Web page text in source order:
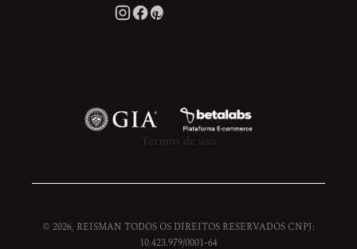
Termos de uso
© 2026, REISMAN TODOS OS DIREITOS RESERVADOS CNPJ:
10.423.979/0001-64